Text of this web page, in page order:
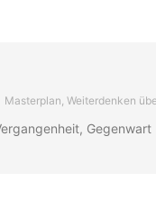
Masterplan, Weiterdenken